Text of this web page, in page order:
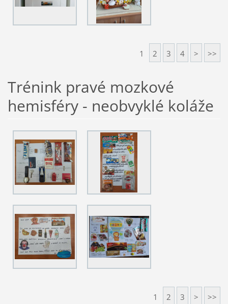
1 2 3 4 > >>
Trénink pravé mozkové
hemisféry - neobvyklé koláže
1 2 3 > >>